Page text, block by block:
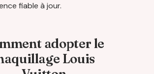
fiable à jour.
adopter le
Louis